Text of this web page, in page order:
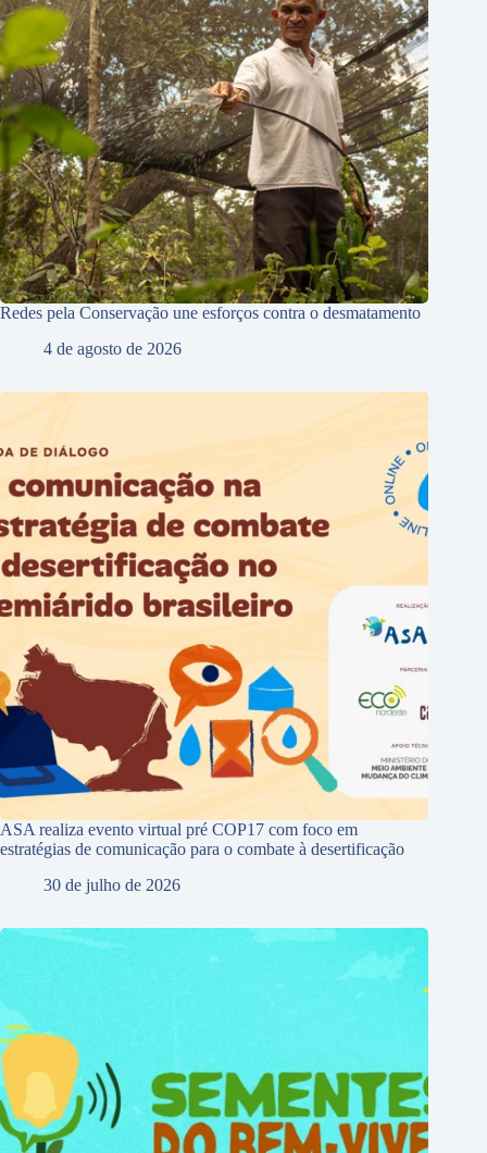
Redes pela Conservação une esforços contra o desmatamento
4 de agosto de 2026
ASA realiza evento virtual pré COP17 com foco em
estratégias de comunicação para o combate à desertificação
30 de julho de 2026